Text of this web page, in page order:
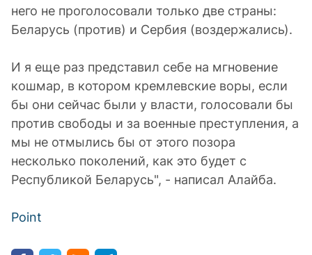
него не проголосовали только две страны:
Беларусь (против) и Сербия (воздержались).
И я еще раз представил себе на мгновение
кошмар, в котором кремлевские воры, если
бы они сейчас были у власти, голосовали бы
против свободы и за военные преступления, а
мы не отмылись бы от этого позора
несколько поколений, как это будет с
Республикой Беларусь", - написал Алайба.
Point